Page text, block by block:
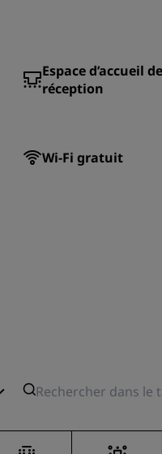
Espace d’accueil
réception
Wi-Fi gratuit